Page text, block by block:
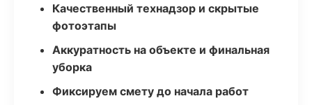
Качественный технадзор и скрытые
фотоэтапы
Аккуратность на объекте и финальная
уборка
Фиксируем смету до начала работ